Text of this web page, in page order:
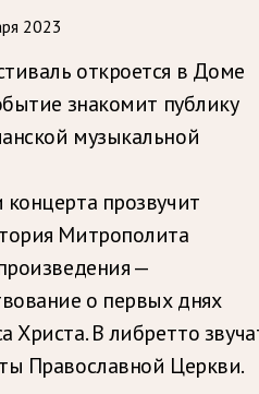
2023
откроется в Доме
знакомит публику
музыкальной
прозвучит
Митрополита
—
о первых днях
Христа. В либретто
Православной Церкви.